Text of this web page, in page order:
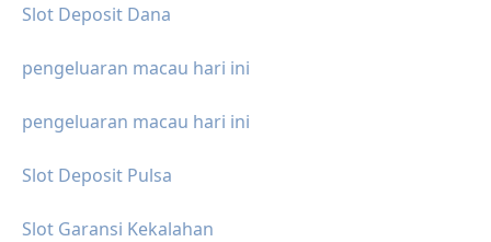
Slot Deposit Dana
pengeluaran macau hari ini
pengeluaran macau hari ini
Slot Deposit Pulsa
Slot Garansi Kekalahan